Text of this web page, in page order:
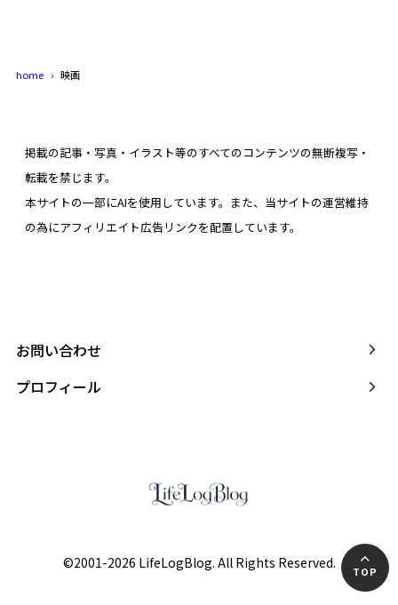
home 映画
掲載の記事・写真・イラスト等のすべてのコンテンツの無断複写・
転載を禁じます。
本サイトの一部にAIを使用しています。また、当サイトの運営維持
の為にアフィリエイト広告リンクを配置しています。
お問い合わせ
プロフィール
©2001-2026 LifeLogBlog. All Rights Reserved.